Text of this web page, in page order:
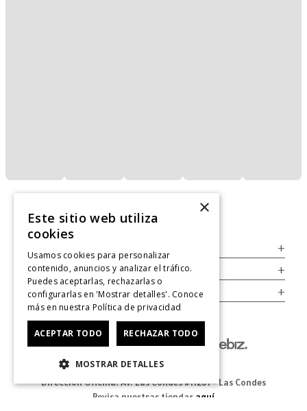
+
Legal +
Cuenta +
Dirección Oficina: Av. Las Condes #11281 - Las Condes
Revisa nuestras tiendas aquí
×
Este sitio web utiliza
cookies
Usamos cookies para personalizar
contenido, anuncios y analizar el tráfico.
Puedes aceptarlas, rechazarlas o
configurarlas en 'Mostrar detalles'. Conoce
más en nuestra Política de privacidad
ACEPTAR TODO RECHAZAR TODO
MOSTRAR DETALLES